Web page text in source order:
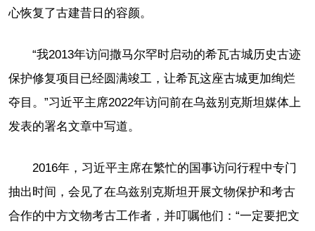
心恢复了古建昔日的容颜。
“我2013年访问撒马尔罕时启动的希瓦古城历史古迹
保护修复项目已经圆满竣工，让希瓦这座古城更加绚烂
夺目。”习近平主席2022年访问前在乌兹别克斯坦媒体上
发表的署名文章中写道。
2016年，习近平主席在繁忙的国事访问行程中专门
抽出时间，会见了在乌兹别克斯坦开展文物保护和考古
合作的中方文物考古工作者，并叮嘱他们：“一定要把文